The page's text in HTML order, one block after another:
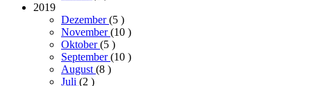
2019
Dezember(5 )
November(10 )
Oktober(5 )
September(10 )
August(8 )
Juli (2 )